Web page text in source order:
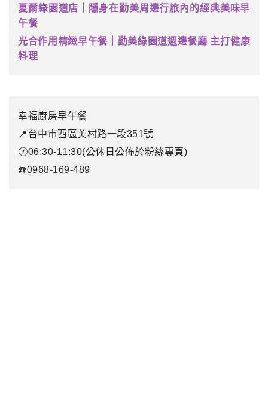
夏爾綠園道店｜隱身在勤美周邊行旅內的經典美味早
午餐
光合作用精緻早午餐｜勤美綠園道週邊餐廳 主打健康
料理
幸福廚房早午餐
📍台中市西區美村路一段351號
🕐06:30-11:30(公休日公佈於粉絲專頁)
☎️0968-169-489